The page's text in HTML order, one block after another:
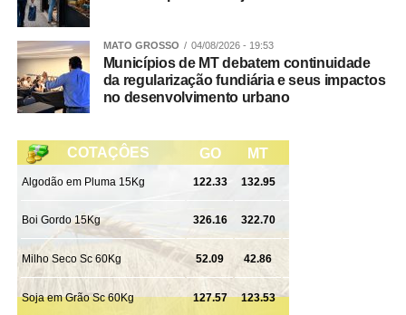
MATO GROSSO 04/08/2026 - 19:53
Municípios de MT debatem continuidade
da regularização fundiária e seus impactos
no desenvolvimento urbano